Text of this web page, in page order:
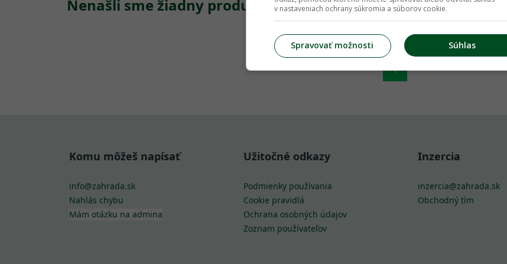
Nenašli sme žiadny produkt
1
Komu môžeš napísať
info@zahrada.sk
Nahlás chybu
Mám otázku na admina
Užitočné odkazy
Podmienky používania
Cookie pravidlá
Ochrana osobných údajov
Zoznam používateľov
Inzercia
inzercia@zahrada.sk
Obchodný tím
v nastaveniach ochrany súkromia a súborov cookie.
Súhlas
Spravovať možnosti